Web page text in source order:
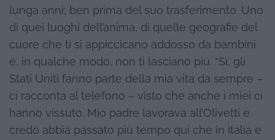
lunga anni; ben prima del suo trasferimento. Uno
di quei luoghi dell’anima, di quelle geografie del
cuore che ti si appiccicano addosso da bambini
e, in qualche modo, non ti lasciano più. “Sì, gli
Stati Uniti fanno parte della mia vita da sempre –
ci racconta al telefono – visto che anche i miei ci
hanno vissuto. Mio padre lavorava all’Olivetti e
credo abbia passato più tempo qui che in Italia e